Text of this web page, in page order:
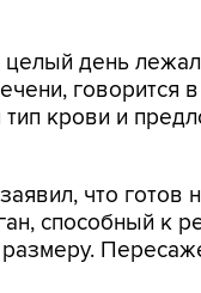
день
говорится в
крови и
что готов
способный к
размеру.